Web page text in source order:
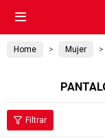

Home Mujer